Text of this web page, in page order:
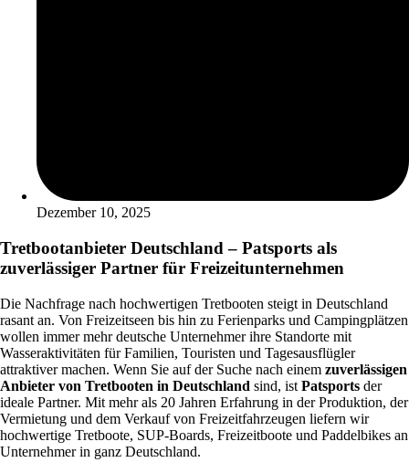
Dezember 10, 2025
Tretbootanbieter Deutschland – Patsports als
zuverlässiger Partner für Freizeitunternehmen
Die Nachfrage nach hochwertigen Tretbooten steigt in Deutschland
rasant an. Von Freizeitseen bis hin zu Ferienparks und Campingplätzen
wollen immer mehr deutsche Unternehmer ihre Standorte mit
Wasseraktivitäten für Familien, Touristen und Tagesausflügler
attraktiver machen. Wenn Sie auf der Suche nach einem zuverlässigen
Anbieter von Tretbooten in Deutschland sind, ist Patsports der
ideale Partner. Mit mehr als 20 Jahren Erfahrung in der Produktion, der
Vermietung und dem Verkauf von Freizeitfahrzeugen liefern wir
hochwertige Tretboote, SUP-Boards, Freizeitboote und Paddelbikes an
Unternehmer in ganz Deutschland.